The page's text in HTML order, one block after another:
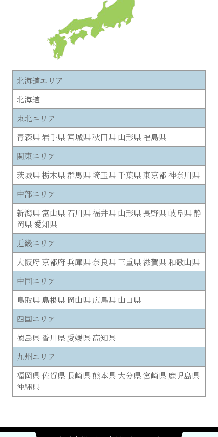
北海道エリア
北海道
東北エリア
青森県 岩手県 宮城県 秋田県 山形県 福島県
関東エリア
茨城県 栃木県 群馬県 埼玉県 千葉県 東京都 神奈川県
中部エリア
新潟県 富山県 石川県 福井県 山形県 長野県 岐阜県 静
岡県 愛知県
近畿エリア
大阪府 京都府 兵庫県 奈良県 三重県 滋賀県 和歌山県
中国エリア
鳥取県 島根県 岡山県 広島県 山口県
四国エリア
徳島県 香川県 愛媛県 高知県
九州エリア
福岡県 佐賀県 長崎県 熊本県 大分県 宮崎県 鹿児島県
沖縄県